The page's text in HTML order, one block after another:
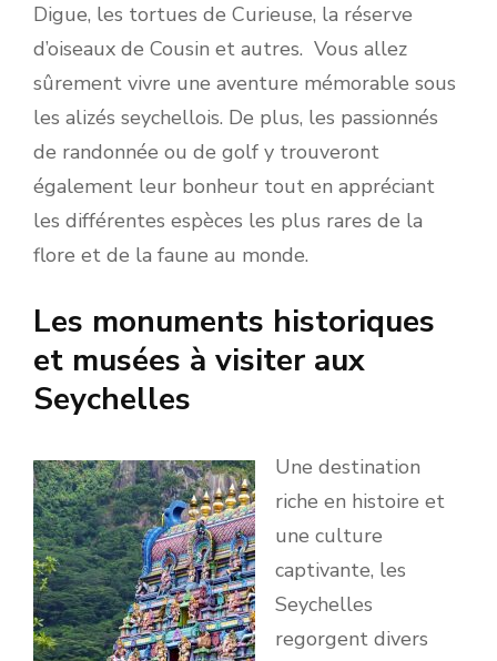
Digue, les tortues de Curieuse, la réserve
d’oiseaux de Cousin et autres. Vous allez
sûrement vivre une aventure mémorable sous
les alizés seychellois. De plus, les passionnés
de randonnée ou de golf y trouveront
également leur bonheur tout en appréciant
les différentes espèces les plus rares de la
flore et de la faune au monde.
Les monuments historiques
et musées à visiter aux
Seychelles
Une destination
riche en histoire et
une culture
captivante, les
Seychelles
regorgent divers